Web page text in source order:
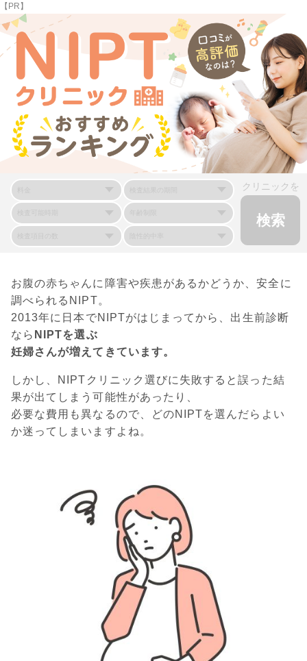
【PR】
クリニックを
お腹の赤ちゃんに障害や疾患があるかどうか、安全に
調べられるNIPT。
2013年に日本でNIPTがはじまってから、出生前診断
なら NIPTを選ぶ
妊婦さんが増えてきています。
しかし、NIPTクリニック選びに失敗すると誤った結
果が出てしまう可能性があったり、
必要な費用も異なるので、どのNIPTを選んだらよい
か迷ってしまいますよね。